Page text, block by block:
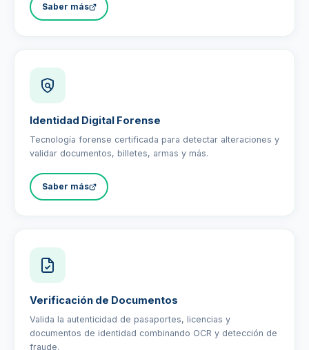
Saber más
Identidad Digital Forense
Tecnología forense certificada para detectar alteraciones y
validar documentos, billetes, armas y más.
Saber más
Verificación de Documentos
Valida la autenticidad de pasaportes, licencias y
documentos de identidad combinando OCR y detección de
fraude.